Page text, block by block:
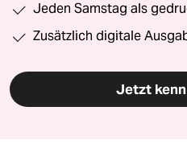
Jeden Samstag als
Zusätzlich digitale
Jetzt